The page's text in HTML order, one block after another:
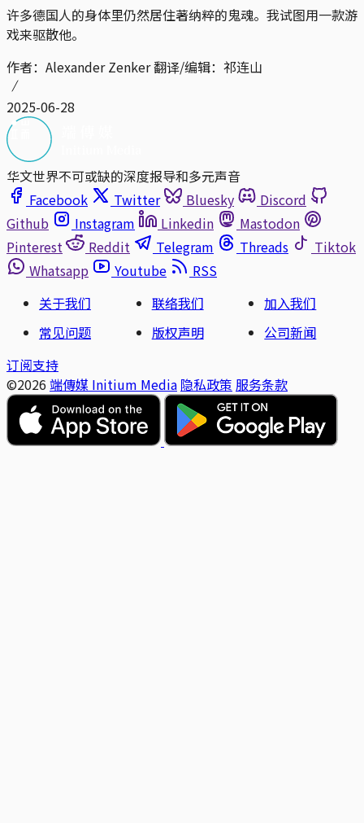
许多德国人的身体里仍然居住著纳粹的鬼魂。我试图用一款游
戏来驱散他。
作者：Alexander Zenker 翻译/编辑：祁连山
2025-06-28
华文世界不可或缺的深度报导和多元声音
Facebook
Twitter Bluesky
Discord
Github
Instagram Linkedin
Mastodon
Pinterest
Reddit Telegram Threads
Tiktok
Whatsapp
Youtube
RSS
关于我们
联络我们
加入我们
常见问题
版权声明
公司新闻
订阅支持
©2026 端傳媒 Initium Media 隐私政策 服务条款